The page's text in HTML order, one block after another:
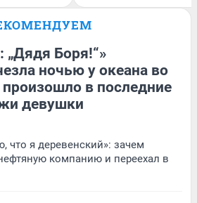
„Дядя Боря!“»
ночью у океана во
в последние
девушки
что я деревенский»: зачем
компанию и переехал в